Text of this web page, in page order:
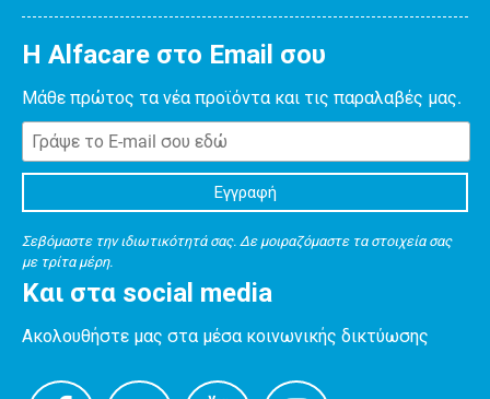
Η Alfacare στο Email σου
Μάθε πρώτος τα νέα προϊόντα και τις παραλαβές μας.
Σεβόμαστε την ιδιωτικότητά σας. Δε μοιραζόμαστε τα στοιχεία σας
με τρίτα μέρη.
Και στα social media
Ακολουθήστε μας στα μέσα κοινωνικής δικτύωσης